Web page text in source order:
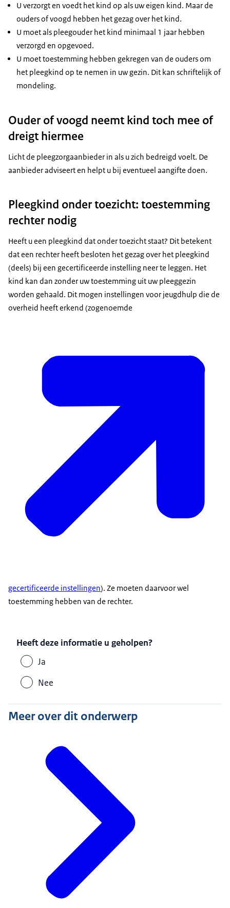
U verzorgt en voedt het kind op als uw eigen kind. Maar de
ouders of voogd hebben het gezag over het kind.
U moet als pleegouder het kind minimaal 1 jaar hebben
verzorgd en opgevoed.
U moet toestemming hebben gekregen van de ouders om
het pleegkind op te nemen in uw gezin. Dit kan schriftelijk of
mondeling.
Ouder of voogd neemt kind toch mee of
dreigt hiermee
Licht de pleegzorgaanbieder in als u zich bedreigd voelt. De
aanbieder adviseert en helpt u bij eventueel aangifte doen.
Pleegkind onder toezicht: toestemming
rechter nodig
Heeft u een pleegkind dat onder toezicht staat? Dit betekent
dat een rechter heeft besloten het gezag over het pleegkind
(deels) bij een gecertificeerde instelling neer te leggen. Het
kind kan dan zonder uw toestemming uit uw pleeggezin
worden gehaald. Dit mogen instellingen voor jeugdhulp die de
overheid heeft erkend (zogenoemde
gecertificeerde instellingen). Ze moeten daarvoor wel
toestemming hebben van de rechter.
Heeft deze informatie u geholpen?
Ja
Nee
Meer over dit onderwerp